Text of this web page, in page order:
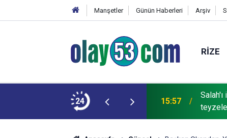
Manşetler Günün Haberleri Arşiv
RIZE
24
Çalhanoğlu U16 Milli Takımı’nda! 15:57